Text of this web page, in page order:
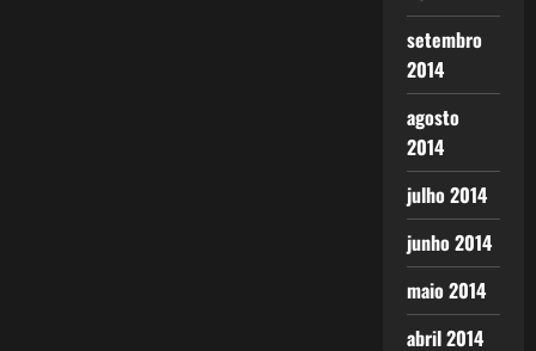
setembro
2014
agosto
2014
julho 2014
junho 2014
maio 2014
abril 2014